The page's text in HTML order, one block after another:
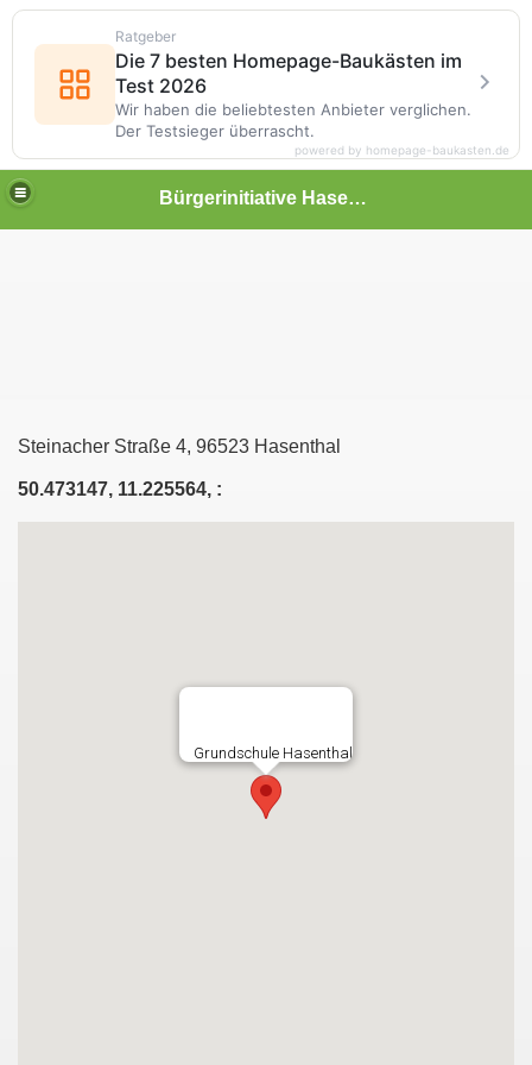
Bürgerinitiative Hasenthal
Steinacher Straße 4, 96523 Hasenthal
50.473147, 11.225564, :
Ratgeber
Die 7 besten Homepage-Baukästen im
Test 2026
Wir haben die beliebtesten Anbieter verglichen.
Der Testsieger überrascht.
powered by homepage-baukasten.de